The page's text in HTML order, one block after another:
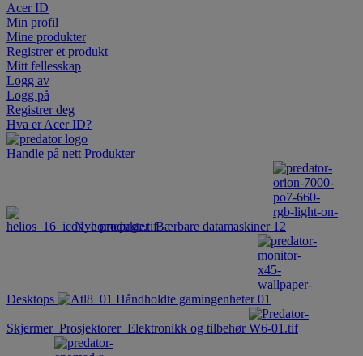
Acer ID
Min profil
Mine produkter
Registrer et produkt
Mitt fellesskap
Logg av
Logg på
Registrer deg
Hva er Acer ID?
Handle på nett Produkter
Nye produkter Bærbare datamaskiner
Desktops Håndholdte gamingenheter
Skjermer Prosjektorer Elektronikk og tilbehør